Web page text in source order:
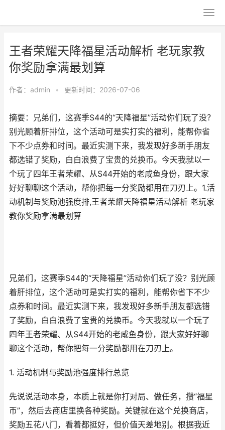
王者荣耀天降福星活动解析 老玩家教
你奖励拿满最划算
作者： admin • 更新时间：2026-07-06
摘要：兄弟们，这赛季S44的“天降福星”活动你们玩了没？
别光顾着肝排位，这个活动可是实打实的福利，能帮你省
下不少点券和时间。最近实测下来，我发现好多新手朋友
都选错了奖励，白白浪费了宝贵的兑换币。今天我就以一
个玩了四年王者荣耀、从S44开始的老咸鱼身份，跟大家
好好聊聊这个活动，帮你把每一分奖励都用在刀刃上。1.活
动机制与奖励池强度排,王者荣耀天降福星活动解析 老玩家
教你奖励拿满最划算
兄弟们，这赛季S44的“天降福星”活动你们玩了没？别光顾
着肝排位，这个活动可是实打实的福利，能帮你省下不少
点券和时间。最近实测下来，我发现好多新手朋友都选错
了奖励，白白浪费了宝贵的兑换币。今天我就以一个玩了
四年王者荣耀、从S44开始的老咸鱼身份，跟大家好好聊
聊这个活动，帮你把每一分奖励都用在刀刃上。
1. 活动机制与奖励池强度排行总览
先说说活动本身，本质上就是你打对局、做任务，攒“福星
币”，然后去商店里换各种奖励。关键就在这个兑换商店，
奖励五花八门，看着都挺好，但价值天差地别。根据我近